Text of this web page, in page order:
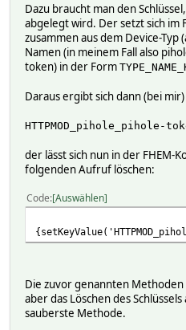
Dazu braucht man den
abgelegt wird. Der setzt sich im
zusammen aus dem Device-Typ
Namen (in meinem Fall also
token) in der Form
Daraus ergibt sich dann (bei
HTTPMOD_pihole_pihole-
der lässt sich nun in der FHEM-
folgenden Aufruf löschen:
Code Auswählen
Die zuvor genannten
aber das Löschen des
sauberste Methode.